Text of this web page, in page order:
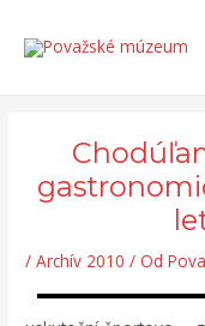
obsah
/Archív 2010 / Od
navigation